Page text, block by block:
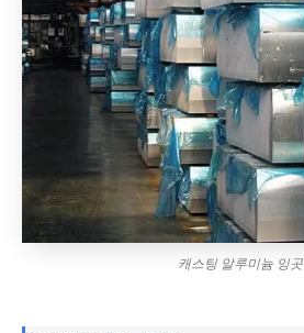
캐스팅 알루미늄 잉곳